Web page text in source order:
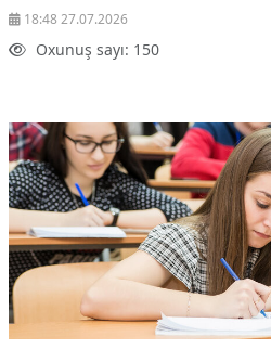
18:48 27.07.2026
Oxunuş sayı: 150